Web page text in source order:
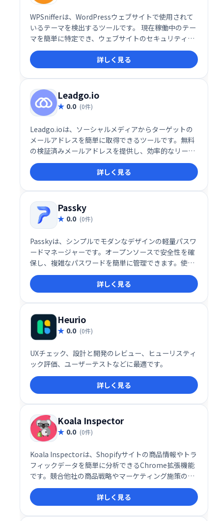
WPSnifferは、WordPressウェブサイトで使用されて
いるテーマを検出するツールです。 現在稼働中のテー
マを簡単に特定でき、ウェブサイトのセキュリティや
保守管理に役立ちます。 複雑な設定は不要で、迅速か
つ正確にテーマ情報を取得できます。
詳しく見る
Leadgo.io
0.0 (0件)
Leadgo.ioは、ソーシャルメディアからターゲットの
メールアドレスを簡単に取得できるツールです。無料
の検証済みメールアドレスを提供し、効率的なリード
ジェネレーションを支援します。営業活動の効率化や
顧客獲得に役立ちます。詳しく見る
Passky
0.0 (0件)
Passkyは、シンプルでモダンなデザインの軽量パスワ
ードマネージャーです。オープンソースで安全性を確
保し、複雑なパスワードを簡単に管理できます。使い
勝手の良さと高いセキュリティを両立した、安心でき
るパスワード管理ソリューションです。
詳しく見る
Heurio
0.0 (0件)
UXチェック、設計と開発のレビュー、ヒューリスティ
ック評価、ユーザーテストなどに最適です。
詳しく見る
Koala Inspector
0.0 (0件)
Koala Inspectorは、Shopifyサイトの商品情報やトラ
フィックデータを簡単に分析できるChrome拡張機能
です。競合他社の商品戦略やマーケティング施策の調
査に役立ち、ビジネスチャンスの発見を支援します。
多くのユーザーから高い評価を得ており、Shopifyビ
ジネスの成功に貢献します。
詳しく見る